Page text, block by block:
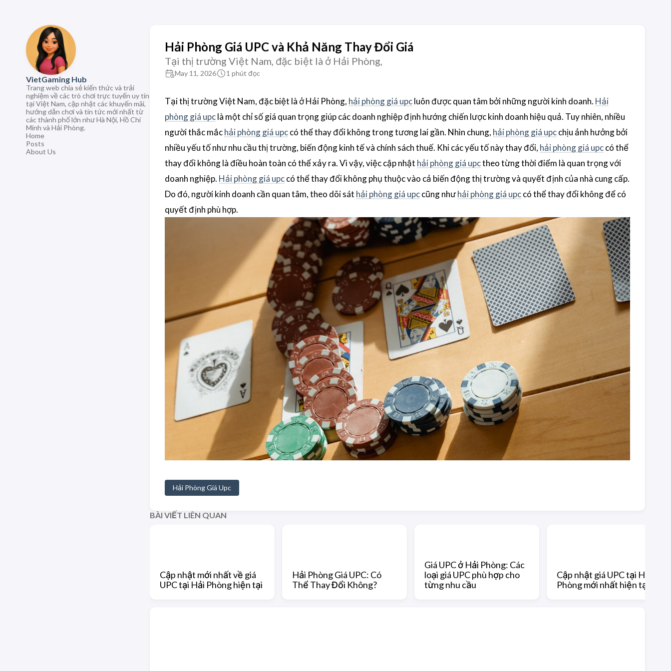
VietGaming Hub
Trang web chia sẻ kiến thức và trải
nghiệm về các trò chơi trực tuyến uy tín
tại Việt Nam, cập nhật các khuyến mãi,
hướng dẫn chơi và tin tức mới nhất từ
các thành phố lớn như Hà Nội, Hồ Chí
Minh và Hải Phòng.
Home
Posts
About Us
Hải Phòng Giá UPC và Khả Năng Thay Đổi Giá
Tại thị trường Việt Nam, đặc biệt là ở Hải Phòng,
May 11, 2026 1 phút đọc
Tại thị trường Việt Nam, đặc biệt là ở Hải Phòng, hải phòng giá upcluôn được quan tâm bởi những người kinh doanh. Hải
phòng giá upclà một chỉ số giá quan trọng giúp các doanh nghiệp định hướng chiến lược kinh doanh hiệu quả. Tuy nhiên, nhiều
người thắc mắchải phòng giá upccó thể thay đổi không trong tương lai gần. Nhìn chung, hải phòng giá upcchịu ảnh hưởng bởi
nhiều yếu tố như nhu cầu thị trường, biến động kinh tế và chính sách thuế. Khi các yếu tố này thay đổi, hải phòng giá upccó thể
thay đổi không là điều hoàn toàn có thể xảy ra. Vì vậy, việc cập nhật hải phòng giá upctheo từng thời điểm là quan trọng với
doanh nghiệp. Hải phòng giá upccó thể thay đổi không phụ thuộc vào cả biến động thị trường và quyết định của nhà cung cấp.
Do đó, người kinh doanh cần quan tâm, theo dõi sát hải phòng giá upccũng nhưhải phòng giá upccó thể thay đổi không để có
quyết định phù hợp.
Hải Phòng Giá Upc
BÀI VIẾT LIÊN QUAN
Cập nhật mới nhất về giá
UPC tại Hải Phòng hiện tại
Hải Phòng Giá UPC: Có
Thể Thay Đổi Không?
Giá UPC ở Hải Phòng: Các
loại giá UPC phù hợp cho
từng nhu cầu
Cập nhật giá UPC tại Hải
Phòng mới nhất hiện tại